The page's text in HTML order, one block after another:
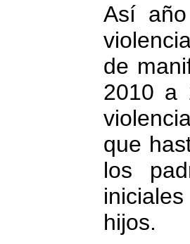
Así
de
2010 a
que
los
hijos.